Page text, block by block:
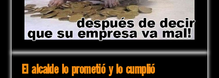
El alcalde lo prometió y lo cumplió